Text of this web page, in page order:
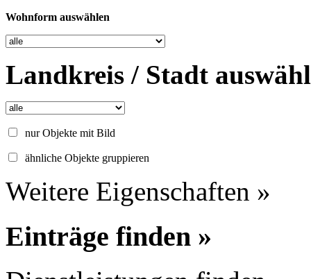
Wohnform auswählen
Landkreis / Stadt
nur Objekte mit Bild
ähnliche Objekte gruppieren
Weitere Eigenschaften »
Einträge finden »